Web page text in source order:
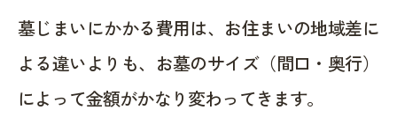
墓じまいにかかる費用は、お住まいの地域差に
よる違いよりも、お墓のサイズ（間口・奥行）
によって金額がかなり変わってきます。